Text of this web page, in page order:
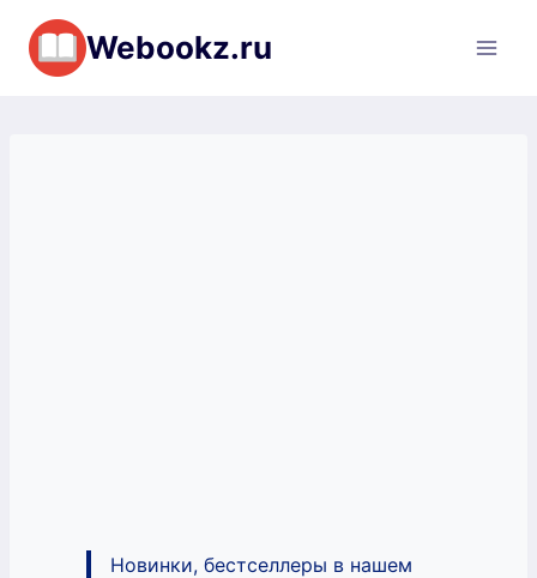
Перейти
содержимому
Webookz.ru
Новинки, бестселлеры в нашем